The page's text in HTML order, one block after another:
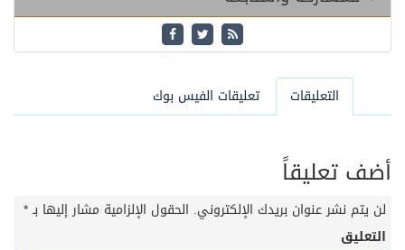
التعليقات تعليقات الفيس بوك
أضف تعليقاً
لن يتم نشر عنوان بريدك الإلكتروني. الحقول الإلزامية مشار إليها بـ*
التعليق